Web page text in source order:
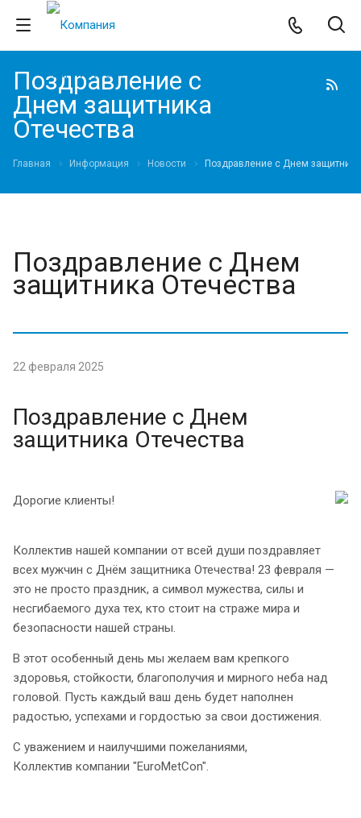
Поздравление с
Днем защитника
Отечества
Главная Информация Новости Поздравление с Днем
Поздравление с Днем
защитника Отечества
22 февраля 2025
Поздравление с Днем
защитника Отечества
Дорогие клиенты!
Коллектив нашей компании от всей души поздравляет
всех мужчин с Днём защитника Отечества! 23 февраля —
это не просто праздник, а символ мужества, силы и
несгибаемого духа тех, кто стоит на страже мира и
безопасности нашей страны.
В этот особенный день мы желаем вам крепкого
здоровья, стойкости, благополучия и мирного неба над
головой. Пусть каждый ваш день будет наполнен
радостью, успехами и гордостью за свои достижения.
С уважением и наилучшими пожеланиями,
Коллектив компании "EuroMetCon".